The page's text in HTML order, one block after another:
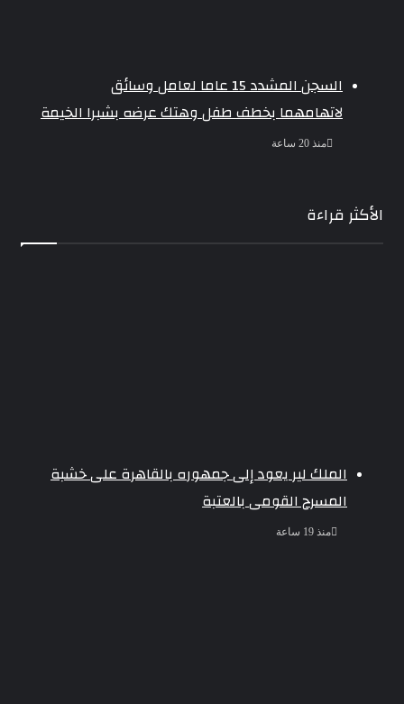
السجن المشدد 15 عاما لعامل وسائق
لاتهامهما بخطف طفل وهتك عرضه بشبرا الخيمة
منذ 20 ساعة
الأكثر قراءة
الملك لير يعود إلى جمهوره بالقاهرة على خشبة
المسرح القومى بالعتبة
منذ 19 ساعة